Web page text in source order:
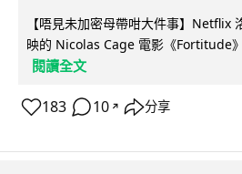
【唔見未加密母帶咁大件事】Netflix
映的 Nicolas Cage 電影《Fortitude
閱讀全文
183 10 ↗ 分享